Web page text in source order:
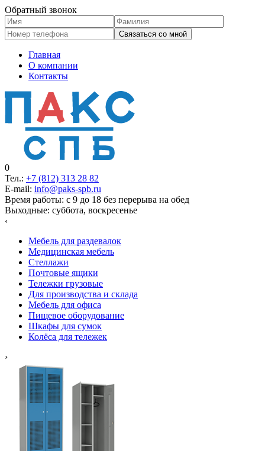
Обратный звонок
Главная
О компании
Контакты
0
Тел.: +7 (812) 313 28 82
E-mail: info@paks-spb.ru
Время работы: с 9 до 18 без перерыва на обед
Выходные: суббота, воскресенье
‹
Мебель для раздевалок
Медицинская мебель
Стеллажи
Почтовые ящики
Тележки грузовые
Для производства и склада
Мебель для офиса
Пищевое оборудование
Шкафы для сумок
Колёса для тележек
›